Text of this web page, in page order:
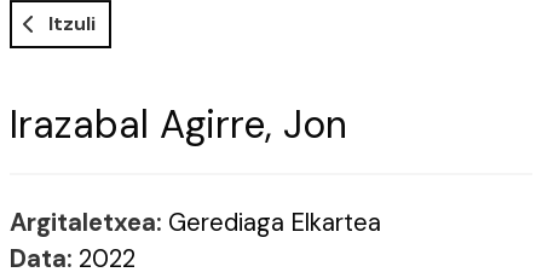
Itzuli
Irazabal Agirre, Jon
Argitaletxea: Gerediaga Elkartea
Data: 2022